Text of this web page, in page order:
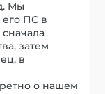
о нашем
Церкви, а